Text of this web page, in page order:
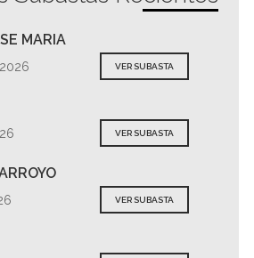
MARIA
VER SUBASTA
VER SUBASTA
VER SUBASTA